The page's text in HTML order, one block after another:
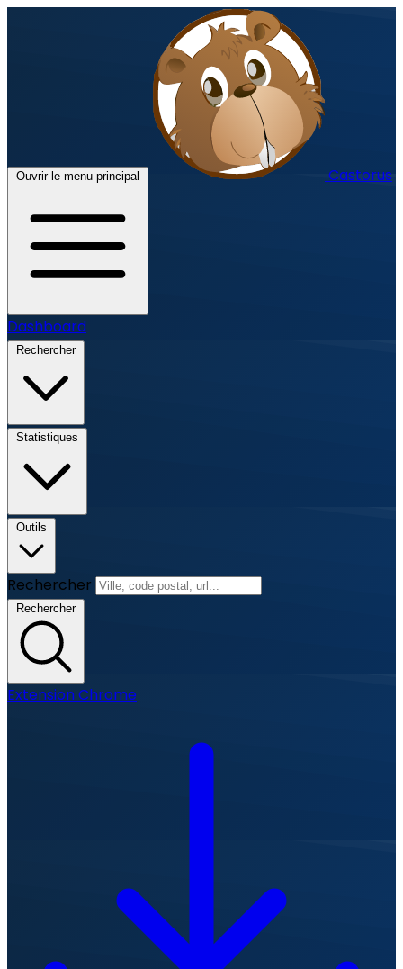
Ouvrir le menu principal Castorus
Dashboard
Rechercher
Statistiques
Outils
Rechercher
Rechercher
Extension Chrome